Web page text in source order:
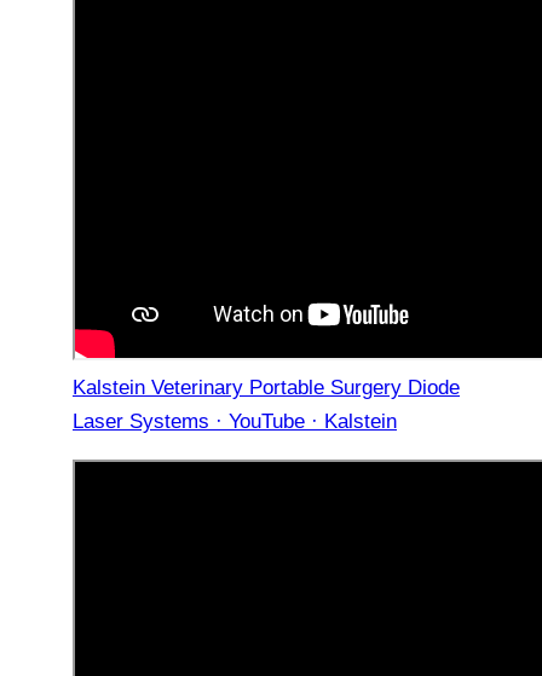
Kalstein Veterinary Portable Surgery Diode
Laser Systems · YouTube · Kalstein